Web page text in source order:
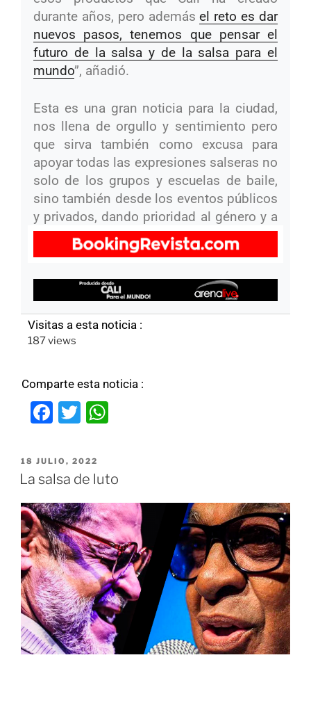
durante años, pero ademásel reto es dar
nuevos pasos, tenemos que pensar el
futuro de la salsa y de la salsa para el
mundo”, añadió.
Esta es una gran noticia para la ciudad,
nos llena de orgullo y sentimiento pero
que sirva también como excusa para
apoyar todas las expresiones salseras no
solo de los grupos y escuelas de baile,
sino también desde los eventos públicos
y privados, dando prioridad al género y a
los artistas locales.
Visitas a esta noticia :
187 views
Comparte esta noticia :
F
c
e
b
o
o
k
T
itt
er s
A
p
p
18 JULIO, 2022
La salsa de luto